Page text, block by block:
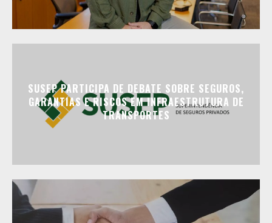
SUSEP PARTICIPA DE DEBATE SOBRE SEGUROS,
GARANTIAS E RISCOS EM INFRAESTRUTURA DE
TRANSPORTES